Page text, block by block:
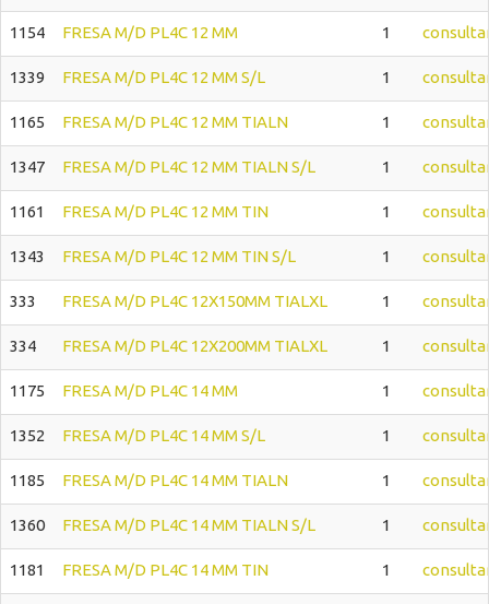
1154 FRESA M/D PL4C 12 MM 1
1339 FRESA M/D PL4C 12 MM S/L 1
1165 FRESA M/D PL4C 12 MM TIALN 1
1347 FRESA M/D PL4C 12 MM TIALN S/L 1
1161 FRESA M/D PL4C 12 MM TIN 1
1343 FRESA M/D PL4C 12 MM TIN S/L 1
333 FRESA M/D PL4C 12X150MM TIALXL 1
334 FRESA M/D PL4C 12X200MM TIALXL 1
1175 FRESA M/D PL4C 14 MM 1
1352 FRESA M/D PL4C 14 MM S/L 1
1185 FRESA M/D PL4C 14 MM TIALN 1
1360 FRESA M/D PL4C 14 MM TIALN S/L 1
1181 FRESA M/D PL4C 14 MM TIN 1